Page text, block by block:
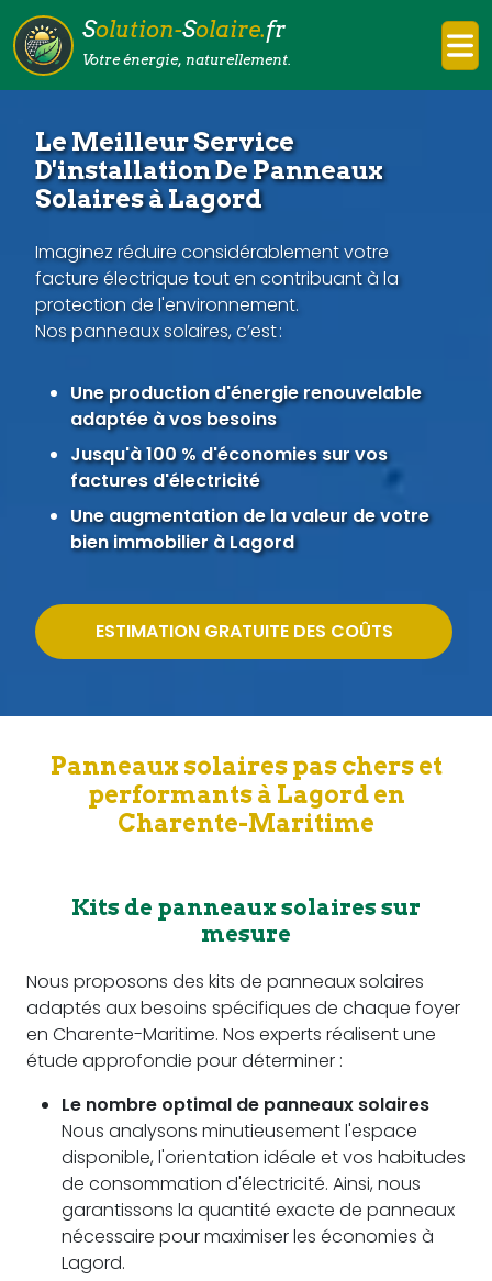
Solution-Solaire.fr
Votre énergie, naturellement.
Le Meilleur Service
D'installation De Panneaux
Solaires à Lagord
Imaginez réduire considérablement votre
facture électrique tout en contribuant à la
protection de l'environnement.
Nos panneaux solaires, c’est :
Une production d'énergie renouvelable
adaptée à vos besoins
Jusqu'à 100 % d'économies sur vos
factures d'électricité
Une augmentation de la valeur de votre
bien immobilier à Lagord
ESTIMATION GRATUITE DES COÛTS
Panneaux solaires pas chers et
performants à Lagord en
Charente-Maritime
Kits de panneaux solaires sur
mesure
Nous proposons des kits de panneaux solaires
adaptés aux besoins spécifiques de chaque foyer
en Charente-Maritime. Nos experts réalisent une
étude approfondie pour déterminer :
Le nombre optimal de panneaux solaires
Nous analysons minutieusement l'espace
disponible, l'orientation idéale et vos habitudes
de consommation d'électricité. Ainsi, nous
garantissons la quantité exacte de panneaux
nécessaire pour maximiser les économies à
Lagord.